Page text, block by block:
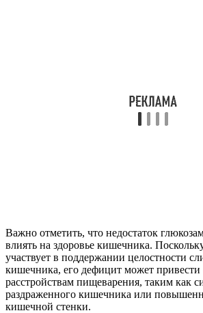
Важно отметить, что недостаток
влиять на здоровье кишечника.
участвует в поддержании целостности
кишечника, его дефицит может
расстройствам пищеварения, таким как
раздраженного кишечника или
кишечной стенки.